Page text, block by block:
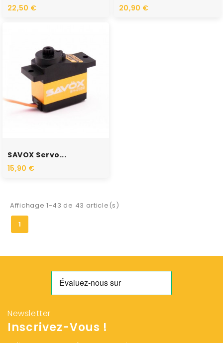
22,50 €
20,90 €
SAVOX Servo...
15,90 €
Affichage 1-43 de 43 article(s)
1
Newsletter
Inscrivez-Vous !